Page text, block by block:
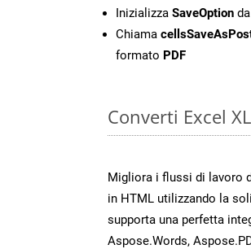
Inizializza SaveOption
Chiama
formato PDF
Converti Excel
Migliora i flussi di lavoro
in HTML utilizzando la
supporta una perfetta
Aspose.Words,